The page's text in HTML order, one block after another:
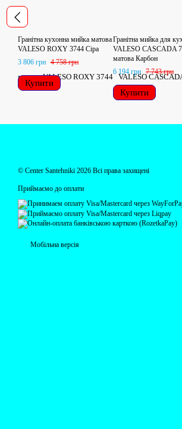
Гранітна кухонна мийка матова
VALESO ROXY 3744 Сіра
3 806 грн 4 758 грн
Купити
Гранітна мийка для
VALESO CASCADA
матова Карбон
6 194 грн 7 743 грн
Купити
© Centеr Santehniki 2026 Всі права захищені
Приймаємо до оплати
Мобільна версія